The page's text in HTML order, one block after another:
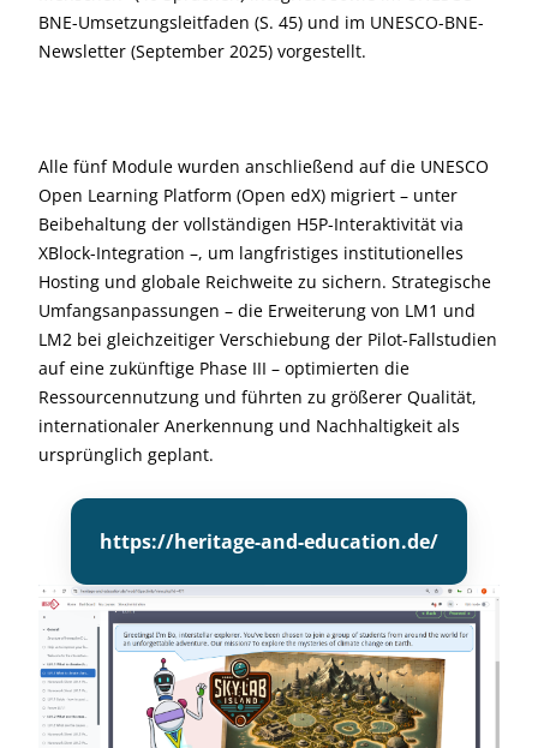
BNE-Umsetzungsleitfaden (S. 45) und im UNESCO-BNE-
Newsletter (September 2025) vorgestellt.
Alle fünf Module wurden anschließend auf die UNESCO
Open Learning Platform (Open edX) migriert – unter
Beibehaltung der vollständigen H5P-Interaktivität via
XBlock-Integration –, um langfristiges institutionelles
Hosting und globale Reichweite zu sichern. Strategische
Umfangsanpassungen – die Erweiterung von LM1 und
LM2 bei gleichzeitiger Verschiebung der Pilot-Fallstudien
auf eine zukünftige Phase III – optimierten die
Ressourcennutzung und führten zu größerer Qualität,
internationaler Anerkennung und Nachhaltigkeit als
ursprünglich geplant.
https://heritage-and-education.de/